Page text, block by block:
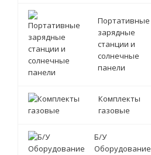
Портативные
зарядные
станции и
солнечные
панели
Комплекты
газовые
Б/У
Оборудование